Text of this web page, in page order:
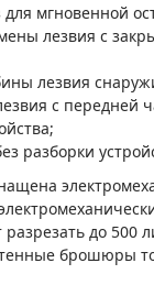
мгновенной
лезвия с
лезвия
с передней
разборки
до 500
брошюры